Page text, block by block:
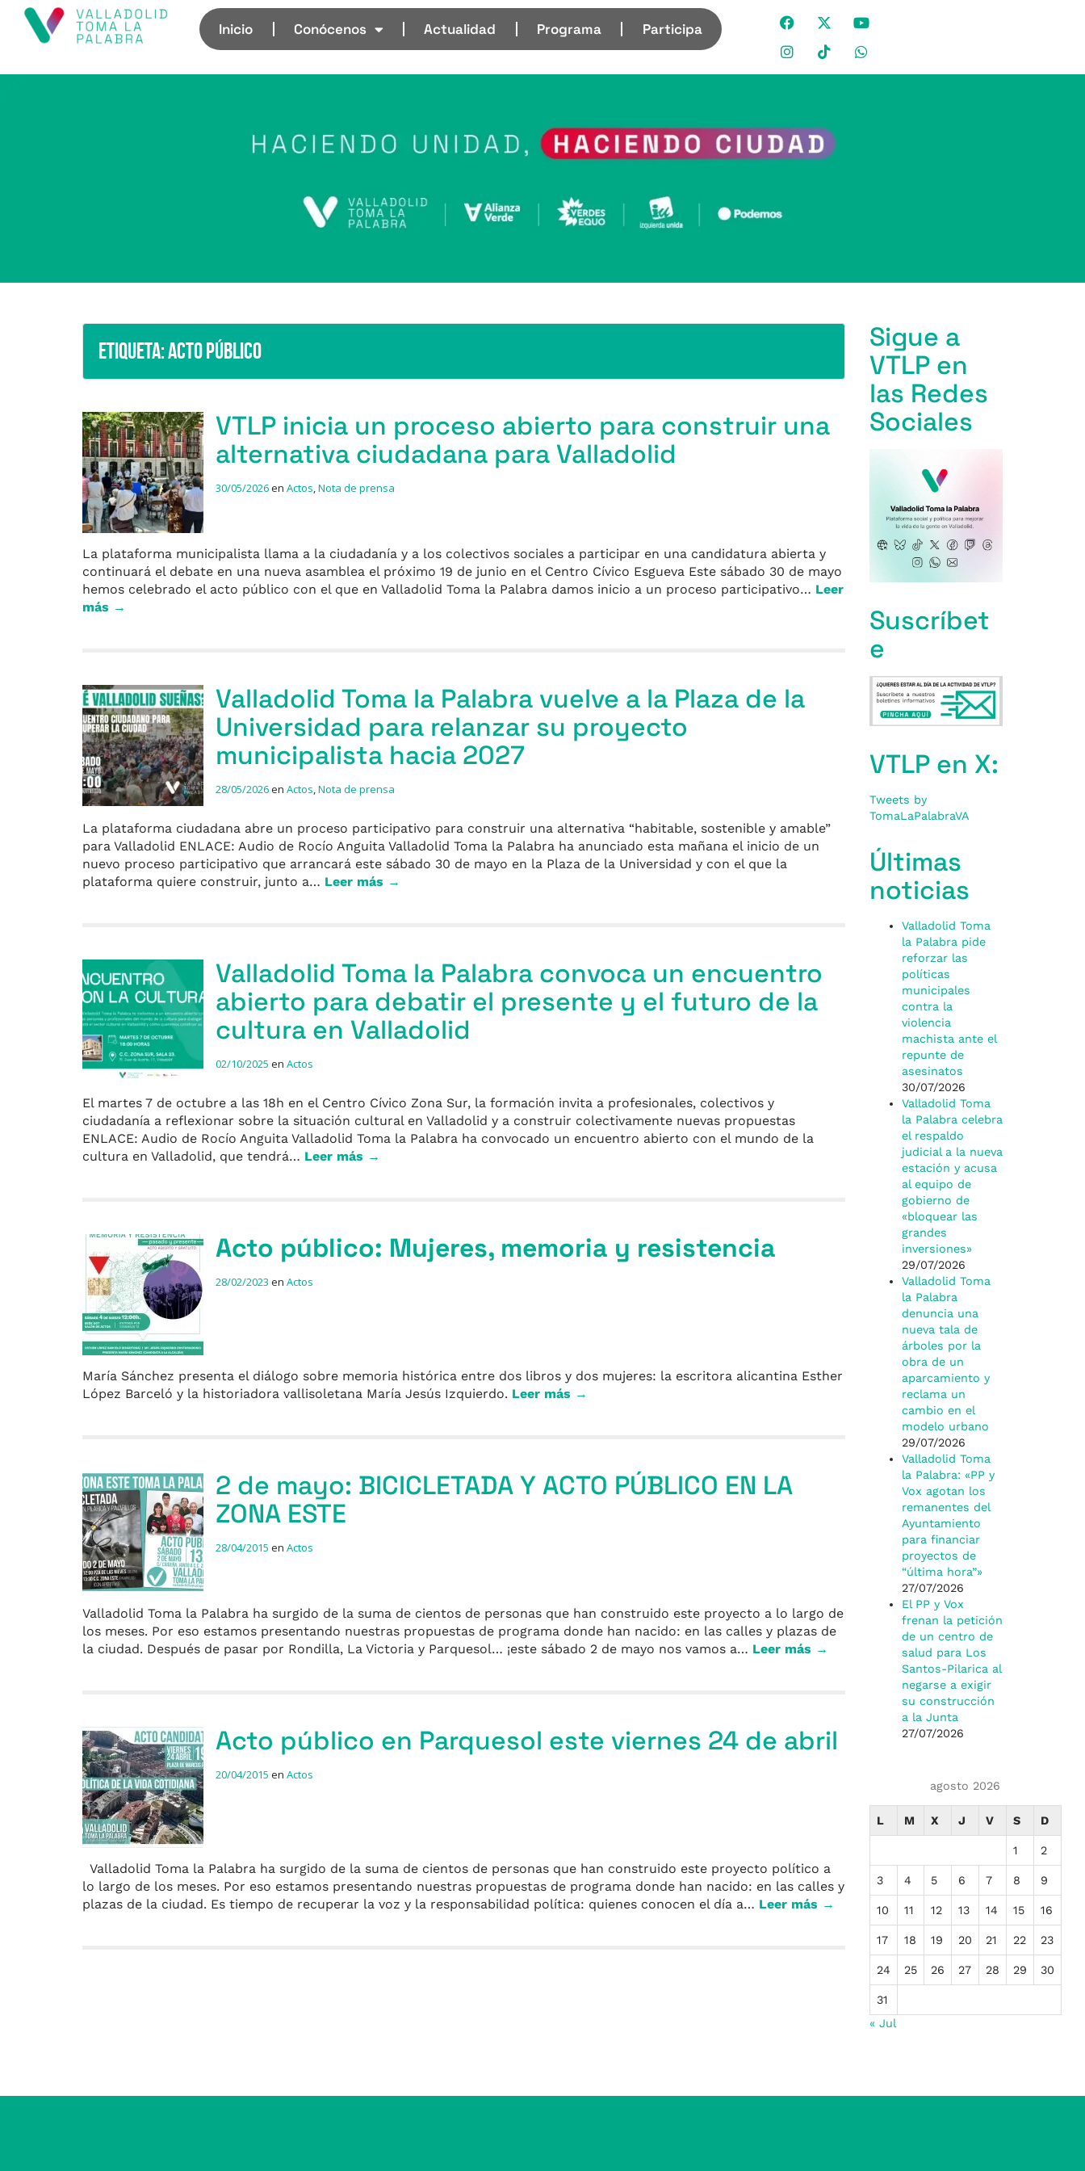
Inicio Conócenos Actualidad Programa Participa
Etiqueta:Acto público
VTLP inicia un proceso abierto para construir una
alternativa ciudadana para Valladolid
30/05/2026en Actos,Nota de prensa
La plataforma municipalista llama a la ciudadanía y a los colectivos sociales a participar en una candidatura abierta y
continuará el debate en una nueva asamblea el próximo 19 de junio en el Centro Cívico Esgueva Este sábado 30 de mayo
hemos celebrado el acto público con el que en Valladolid Toma la Palabra damos inicio a un proceso participativo… Leer
más →
Valladolid Toma la Palabra vuelve a la Plaza de la
Universidad para relanzar su proyecto
municipalista hacia 2027
28/05/2026en Actos,Nota de prensa
La plataforma ciudadana abre un proceso participativo para construir una alternativa “habitable, sostenible y amable”
para Valladolid ENLACE: Audio de Rocío Anguita Valladolid Toma la Palabra ha anunciado esta mañana el inicio de un
nuevo proceso participativo que arrancará este sábado 30 de mayo en la Plaza de la Universidad y con el que la
plataforma quiere construir, junto a… Leer más →
Valladolid Toma la Palabra convoca un encuentro
abierto para debatir el presente y el futuro de la
cultura en Valladolid
02/10/2025 en Actos
El martes 7 de octubre a las 18h en el Centro Cívico Zona Sur, la formación invita a profesionales, colectivos y
ciudadanía a reflexionar sobre la situación cultural en Valladolid y a construir colectivamente nuevas propuestas
ENLACE: Audio de Rocío Anguita Valladolid Toma la Palabra ha convocado un encuentro abierto con el mundo de la
cultura en Valladolid, que tendrá… Leer más →
Acto público: Mujeres, memoria y resistencia
28/02/2023 en Actos
María Sánchez presenta el diálogo sobre memoria histórica entre dos libros y dos mujeres: la escritora alicantina Esther
López Barceló y la historiadora vallisoletana María Jesús Izquierdo. Leer más →
2 de mayo: BICICLETADA Y ACTO PÚBLICO EN LA
ZONA ESTE
28/04/2015 en Actos
Valladolid Toma la Palabra ha surgido de la suma de cientos de personas que han construido este proyecto a lo largo de
los meses. Por eso estamos presentando nuestras propuestas de programa donde han nacido: en las calles y plazas de
la ciudad. Después de pasar por Rondilla, La Victoria y Parquesol… ¡este sábado 2 de mayo nos vamos a… Leer más →
Acto público en Parquesol este viernes 24 de abril
20/04/2015 en Actos
Valladolid Toma la Palabra ha surgido de la suma de cientos de personas que han construido este proyecto político a
lo largo de los meses. Por eso estamos presentando nuestras propuestas de programa donde han nacido: en las calles y
plazas de la ciudad. Es tiempo de recuperar la voz y la responsabilidad política: quienes conocen el día a… Leer más →
Sigue a
VTLP en
las Redes
Sociales
Suscríbet
e
VTLP en X:
Tweets by
TomaLaPalabraVA
Últimas
noticias
Valladolid Toma
la Palabra pide
reforzar las
políticas
municipales
contra la
violencia
machista ante el
repunte de
asesinatos
30/07/2026
Valladolid Toma
la Palabra celebra
el respaldo
judicial a la nueva
estación y acusa
al equipo de
gobierno de
«bloquear las
grandes
inversiones»
29/07/2026
Valladolid Toma
la Palabra
denuncia una
nueva tala de
árboles por la
obra de un
aparcamiento y
reclama un
cambio en el
modelo urbano
29/07/2026
Valladolid Toma
la Palabra: «PP y
Vox agotan los
remanentes del
Ayuntamiento
para financiar
proyectos de
“última hora”»
27/07/2026
El PP y Vox
frenan la petición
de un centro de
salud para Los
Santos-Pilarica al
negarse a exigir
su construcción
a la Junta
27/07/2026
agosto 2026
L M X J V S D
1 2
3 4 5 6 7 8 9
10 11 12 13 14 15 16
17 18 19 20 21 22 23
24 25 26 27 28 29 30
31
« Jul